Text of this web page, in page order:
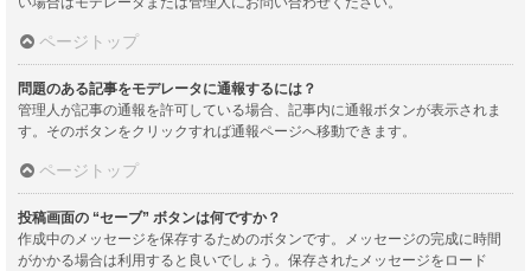
ページトップ
問題のある記事をモデレータに通報するには？
管理人が記事の通報を許可している場合、記事内に通報ボタンが表示されま
す。そのボタンをクリックすれば通報ページへ移動できます。
ページトップ
投稿画面の “セーブ” ボタンは何ですか？
作成中のメッセージを保存するためのボタンです。メッセージの完成に時間
がかかる場合は利用すると良いでしょう。保存されたメッセージをロード